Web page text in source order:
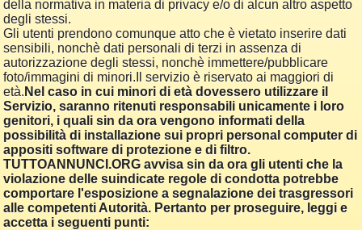
della normativa in materia di privacy e/o di alcun altro aspetto
degli stessi.
Gli utenti prendono comunque atto che è vietato inserire dati
sensibili, nonchè dati personali di terzi in assenza di
autorizzazione degli stessi, nonchè immettere/pubblicare
foto/immagini di minori.Il servizio è riservato ai maggiori di
età. Nel caso in cui minori di età dovessero utilizzare il
Servizio, saranno ritenuti responsabili unicamente i loro
genitori, i quali sin da ora vengono informati della
possibilità di installazione sui propri personal computer di
appositi software di protezione e di filtro.
TUTTOANNUNCI.ORG avvisa sin da ora gli utenti che la
violazione delle suindicate regole di condotta potrebbe
comportare l'esposizione a segnalazione dei trasgressori
alle competenti Autorità. Pertanto per proseguire, leggi e
accetta i seguenti punti: